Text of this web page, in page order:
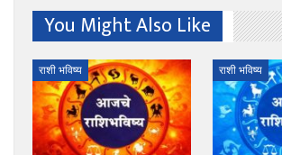
You Might Also Like
राशी भविष्य राशी भविष्य